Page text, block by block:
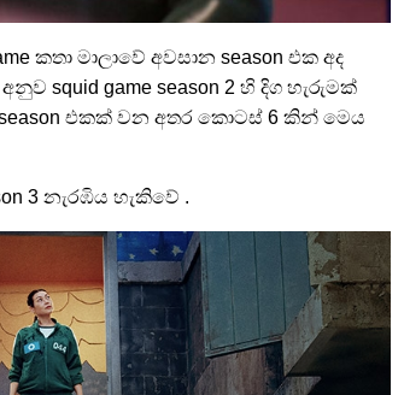
කතා මාලාවේ අවසාන season එක අද
squid game season 2 හි දිග හැරුමක්
එකක් වන අතර කොටස් 6 කින් මෙය
3 නැරඹිය හැකිවේ .